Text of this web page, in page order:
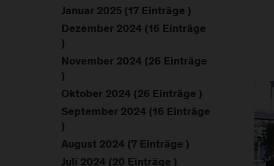
Januar 2025 (17 Einträge )
Dezember 2024 (16 Einträge
)
November 2024 (26 Einträge
)
Oktober 2024 (26 Einträge )
September 2024 (16 Einträge
)
August 2024 (7 Einträge )
Juli 2024 (20 Einträge )